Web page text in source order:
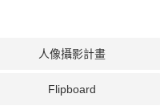
人像攝影計畫
Flipboard